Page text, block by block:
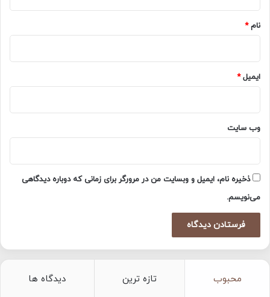
نام*
ایمیل*
وب‌ سایت
ذخیره نام، ایمیل و وبسایت من در مرورگر برای زمانی که دوباره دیدگاهی
می‌نویسم.
محبوب تازه ترین دیدگاه ها